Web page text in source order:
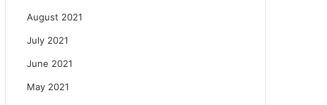
August 2021
July 2021
June 2021
May 2021